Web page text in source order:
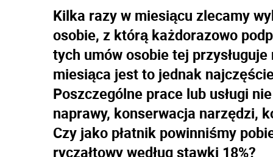
Kilka razy w miesiącu zlecamy
osobie, z którą każdorazowo
tych umów osobie tej
miesiąca jest to jednak
Poszczególne prace lub usługi
naprawy, konserwacja narzędzi,
Czy jako płatnik powinniśmy
ryczałtowy według stawki 18%?